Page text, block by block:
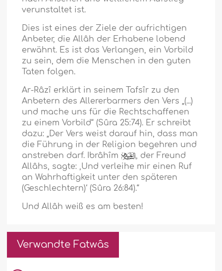
verunstaltet ist.
Dies ist eines der Ziele der aufrichtigen
Anbeter, die Allâh der Erhabene lobend
erwähnt. Es ist das Verlangen, ein Vorbild
zu sein, dem die Menschen in den guten
Taten folgen.
Ar-Râzî erklärt in seinem Tafsîr zu den
Anbetern des Allererbarmers den Vers „(...)
und mache uns für die Rechtschaffenen
zu einem Vorbild“ (Sûra 25:74). Er schreibt
dazu: „Der Vers weist darauf hin, dass man
die Führung in der Religion begehren und
anstreben darf. Ibrâhîm
, der Freund
Allâhs, sagte: ‚Und verleihe mir einen Ruf
an Wahrhaftigkeit unter den späteren
(Geschlechtern)‘ (Sûra 26:84).“
Und Allâh weiß es am besten!
Verwandte Fatwâs